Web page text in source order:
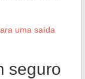
uma saída
seguro